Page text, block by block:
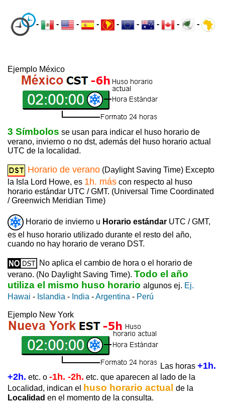
- - - - - - - - -
Ejemplo México
3 Símbolos se usan para indicar el huso horario de
verano, invierno o no dst, además del huso horario actual
UTC de la localidad.
Horario de verano (Daylight Saving Time) Excepto
la Isla Lord Howe, es 1h. más con respecto al huso
horario estándar UTC / GMT. (Universal Time Coordinated
/ Greenwich Meridian Time)
Horario de invierno u Horario estándar UTC / GMT,
es el huso horario utilizado durante el resto del año,
cuando no hay horario de verano DST.
No aplica el cambio de hora o el horario de
verano. (No Daylight Saving Time). Todo el año
utiliza el mismo huso horario algunos ej. Ej.
Hawai - Islandia - India -Argentina - Perú
Ejemplo New York
Las horas +1h.
+2h. etc. o -1h. -2h. etc. que aparecen al lado de la
Localidad, indican el
huso horario actual de la
Localidad en el momento de la consulta.